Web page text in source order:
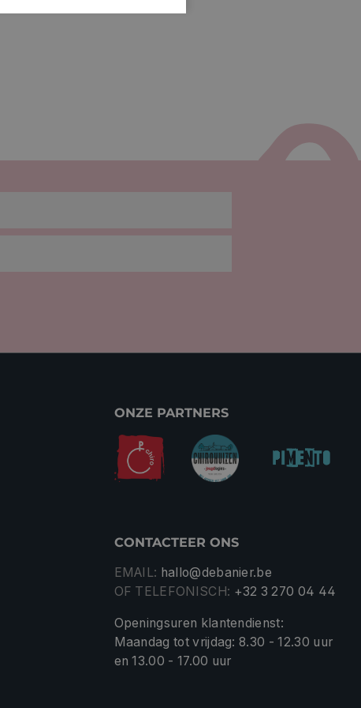
ONZE PARTNERS
CONTACTEER ONS
EMAIL: hallo@debanier.be
OF TELEFONISCH: +32 3 270 04 44
Openingsuren klantendienst:
Maandag tot vrijdag: 8.30 - 12.30 uur
en 13.00 - 17.00 uur